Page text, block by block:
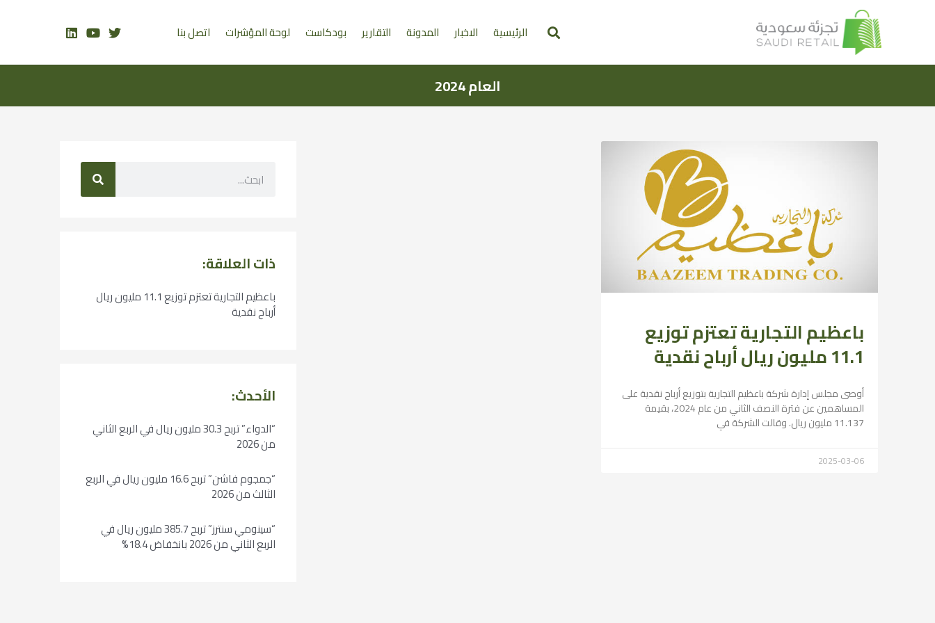
الرئيسية الاخبار المدونة التقارير بودكاست لوحة المؤشرات اتصل بنا
العام 2024
باعظيم التجارية تعتزم توزيع
11.1 مليون ريال أرباح نقدية
أوصى مجلس إدارة شركة باعظيم التجارية بتوزيع أرباح نقدية على
المساهمين عن فترة النصف الثاني من عام 2024، بقيمة
11.137 مليون ريال. وقالت الشركة في
2025-03-06
ذات العلاقة:
باعظيم التجارية تعتزم توزيع 11.1 مليون ريال
أرباح نقدية
الأحدث:
“الدواء” تربح 30.3 مليون ريال في الربع الثاني
من 2026
“جمجوم فاشن” تربح 16.6 مليون ريال في الربع
الثالث من 2026
“سينومي سنترز” تربح 385.7 مليون ريال في
الربع الثاني من 2026 بانخفاض 18.4%